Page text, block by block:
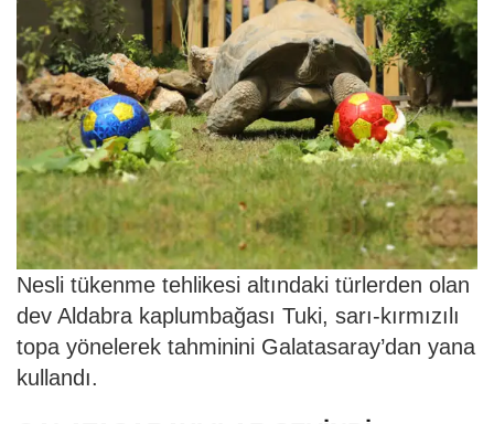
Nesli tükenme tehlikesi altındaki türlerden olan
dev Aldabra kaplumbağası Tuki, sarı-kırmızılı
topa yönelerek tahminini Galatasaray’dan yana
kullandı.